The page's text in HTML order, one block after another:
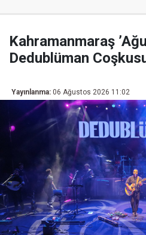
Kahramanmaraş
Dedublüman
Yayınlanma: 06 Ağustos 2026 11:02